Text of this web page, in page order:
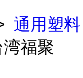
通用塑料
福聚